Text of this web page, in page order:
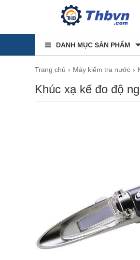
DANH MỤC SẢN PHẨM
Trang chủ Máy kiểm tra nước
Khúc xạ kế đo độ